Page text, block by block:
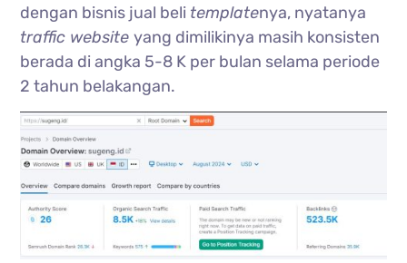
dengan bisnis jual beli templatenya, nyatanya
traffic websiteyang dimilikinya masih konsisten
berada di angka 5-8 K per bulan selama periode
2 tahun belakangan.